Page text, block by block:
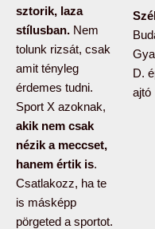
sztorik, laza
stílusban. Nem
tolunk rizsát, csak
amit tényleg
érdemes tudni.
Sport X azoknak,
akik nem csak
nézik a meccset,
hanem értik is.
Csatlakozz, ha te
is másképp
pörgeted a sportot.
D.
ajtó